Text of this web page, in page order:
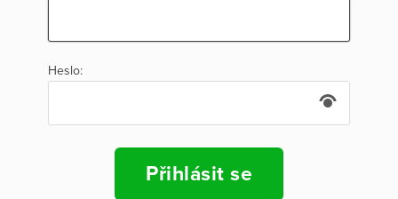
Heslo:
Přihlásit se